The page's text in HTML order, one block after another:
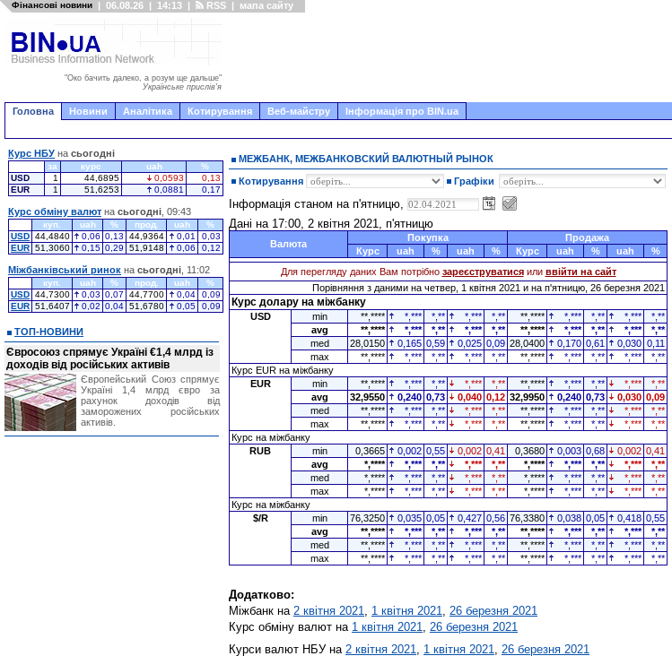
Фінансові новини | 06.08.26 | 14:13 | RSS | мапа сайту
"Око бачить далеко, а розум ще дальше"
Українське прислів'я
Головна Новини Аналітика Котирування Веб-майстру Інформація про BIN.ua
МЕЖБАНК, МЕЖБАНКОВСКИЙ ВАЛЮТНЫЙ РЫНОК
Котирування Графіки
Інформація станом на п'ятницю,
Дані на 17:00, 2 квітня 2021, п'ятницю
Валюта
Покупка
Продажа
Курс
uah % uah % Курс uah % uah
%
Для перегляду даних Вам потрібно зареєструватисяили ввійти на сайт
Порівняння з даними на четвер, 1 квітня 2021 и на п'ятницю, 26 березня 2021
Курс долару на міжбанку
USD min **,**** *,*** *,** *,*** *,** **,**** *,*** *,** *,***
*,**
avg
**,**** *,*** *,** *,*** *,** **,**** *,*** *,** *,***
*,**
med
28,0150 0,165 0,59 0,025 0,09 28,0400 0,170 0,61 0,030 0,11
max
**,**** *,*** *,** *,*** *,** **,**** *,*** *,** *,***
*,**
Курс EUR на міжбанку
EUR
min **,**** *,*** *,** *,*** *,** **,**** *,*** *,** *,***
*,**
avg
32,9550 0,240 0,73 0,040 0,12 32,9950 0,240 0,73 0,030 0,09
med
**,**** *,*** *,** *,*** *,** **,**** *,*** *,** *,***
*,**
max
**,**** *,*** *,** *,*** *,** **,**** *,*** *,** *,***
*,**
Курс на міжбанку
RUB
min 0,3665 0,002 0,55 0,002 0,41 0,3680 0,003 0,68 0,002 0,41
avg
*,**** *,*** *,** *,*** *,** *,**** *,*** *,** *,***
*,**
med
*,**** *,*** *,** *,*** *,** *,**** *,*** *,** *,***
*,**
max
*,**** *,*** *,** *,*** *,** *,**** *,*** *,** *,***
*,**
Курс на міжбанку
$/R
min 76,3250 0,035 0,05 0,427 0,56 76,3380 0,038 0,05 0,418 0,55
avg
**,**** *,*** *,** *,*** *,** **,**** *,*** *,** *,***
*,**
med
**,**** *,*** *,** *,*** *,** **,**** *,*** *,** *,***
*,**
max
**,**** *,*** *,** *,*** *,** **,**** *,*** *,** *,*** *,**
Додатково:
Міжбанк на 2 квітня 2021, 1 квітня 2021, 26 березня 2021
Курс обміну валют на 1 квітня 2021, 26 березня 2021
Курси валют НБУ на 2 квітня 2021, 1 квітня 2021, 26 березня 2021
Курс НБУ на сьогодні
за курс uah
%
USD
1 44,6895 0,0593
0,13
EUR
1 51,6253 0,0881 0,17
Курс обміну валют на сьогодні , 09:43
куп. uah % прод. uah
%
USD 44,4840 0,06 0,13 44,9364 0,01
0,03
EUR 51,3060 0,15 0,29 51,9148 0,06 0,12
Міжбанківський ринок на сьогодні , 11:02
куп. uah % прод. uah
%
USD 44,7300 0,03 0,07 44,7700 0,04
0,09
EUR 51,6407 0,02 0,04 51,6780 0,05 0,09
ТОП-НОВИНИ
Євросоюз спрямує Україні €1,4 млрд із
доходів від російських активів
Європейський Союз спрямує
Україні 1,4 млрд євро за
рахунок доходів від
заморожених російських
активів.